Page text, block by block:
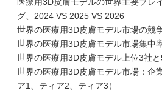
グ、2024 VS 2025 VS 2026
世界の医療用3D皮膚モデル市場の競
世界の医療用3D皮膚モデル市場集中
世界の医療用3D皮膚モデル上位3社
世界の医療用3D皮膚モデル市場：企
ア1、ティア2、ティア3）